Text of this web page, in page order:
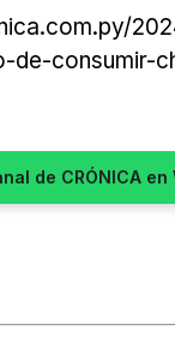
de-consumir-
de CRÓNICA en